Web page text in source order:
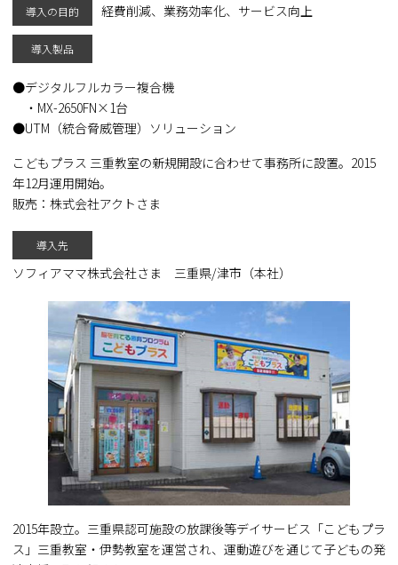
導入の目的 経費削減、業務効率化、サービス向上
導入製品
デジタルフルカラー複合機
・MX-2650FN×1台
UTM（統合脅威管理）ソリューション
こどもプラス 三重教室の新規開設に合わせて事務所に設置。2015
年12月運用開始。
販売：株式会社アクトさま
導入先
ソフィアママ株式会社さま 三重県/津市（本社）
2015年設立。三重県認可施設の放課後等デイサービス「こどもプラ
ス」三重教室・伊勢教室を運営され、運動遊びを通じて子どもの発